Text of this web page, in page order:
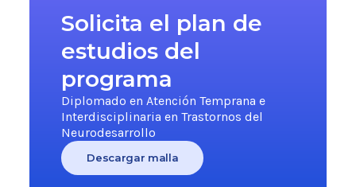
Solicita el plan de
estudios del
programa
Diplomado en Atención Temprana e
Interdisciplinaria en Trastornos del
Neurodesarrollo
Descargar malla